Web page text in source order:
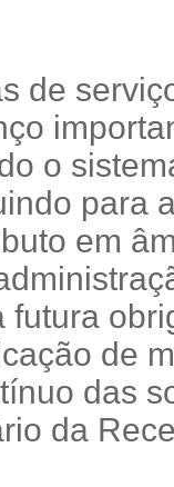
de
o
para
em
futura
de
das
da